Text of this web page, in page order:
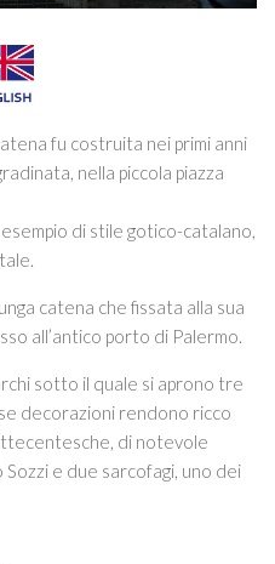
fu costruita nei primi anni
nella piccola piazza
di stile gotico-catalano,
catena che fissata alla sua
all’antico porto di Palermo.
sotto il quale si aprono tre
decorazioni rendono ricco
di notevole
e due sarcofagi, uno dei